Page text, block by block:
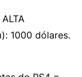
1000 dólares.